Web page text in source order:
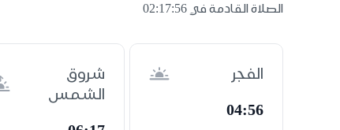
الصلاة القادمة في 02:17:55
الفجر
04:56
شروق
الشمس